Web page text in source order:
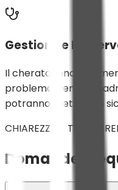
Gestione e
Il cheratocono
problema viene
potranno mettere in
CHIAREZZA E
Domande